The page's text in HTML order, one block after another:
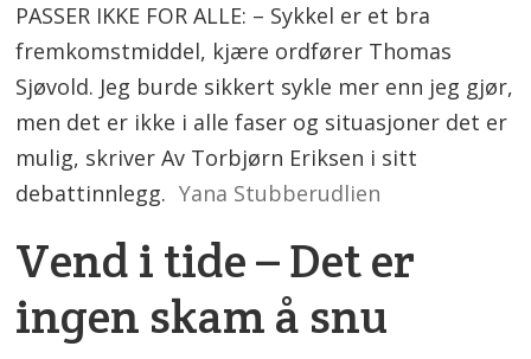
PASSER IKKE FOR ALLE: – Sykkel er et bra
fremkomstmiddel, kjære ordfører Thomas
Sjøvold. Jeg burde sikkert sykle mer enn jeg gjør,
men det er ikke i alle faser og situasjoner det er
mulig, skriver Av Torbjørn Eriksen i sitt
debattinnlegg. Yana Stubberudlien
Vend i tide – Det er
ingen skam å snu